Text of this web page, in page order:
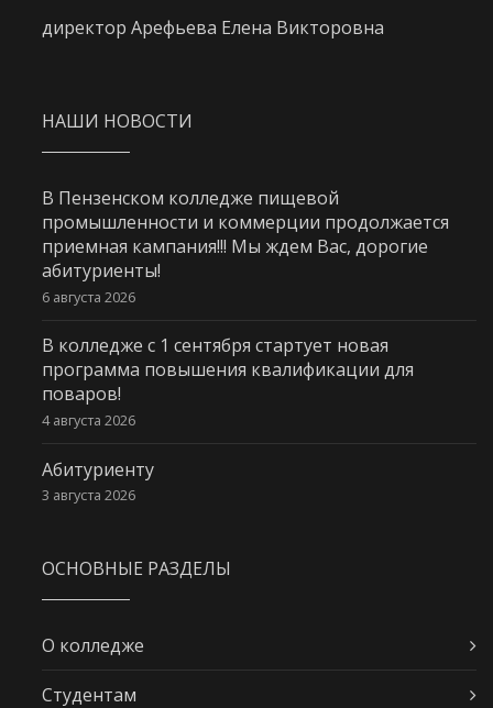
директор Арефьева Елена Викторовна
НАШИ НОВОСТИ
В Пензенском колледже пищевой
промышленности и коммерции продолжается
приемная кампания!!! Мы ждем Вас, дорогие
абитуриенты!
6 августа 2026
В колледже с 1 сентября стартует новая
программа повышения квалификации для
поваров!
4 августа 2026
Абитуриенту
3 августа 2026
ОСНОВНЫЕ РАЗДЕЛЫ
О колледже
Студентам